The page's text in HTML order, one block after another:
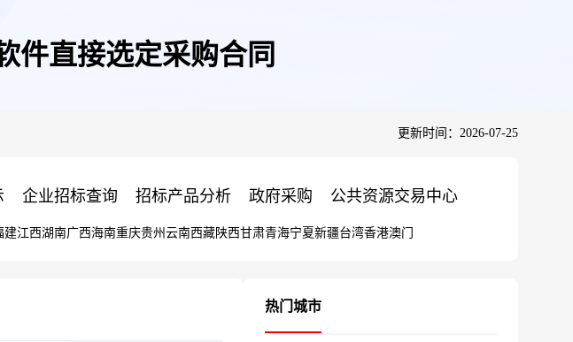
件直接选定采购合同
更新时间：2026-07-25
企业招标查询 招标产品分析 政府采购 公共资源交易中心
建江西湖南广西海南重庆贵州 云南西藏陕西甘肃青海宁夏新疆台湾香港澳门
热门城市